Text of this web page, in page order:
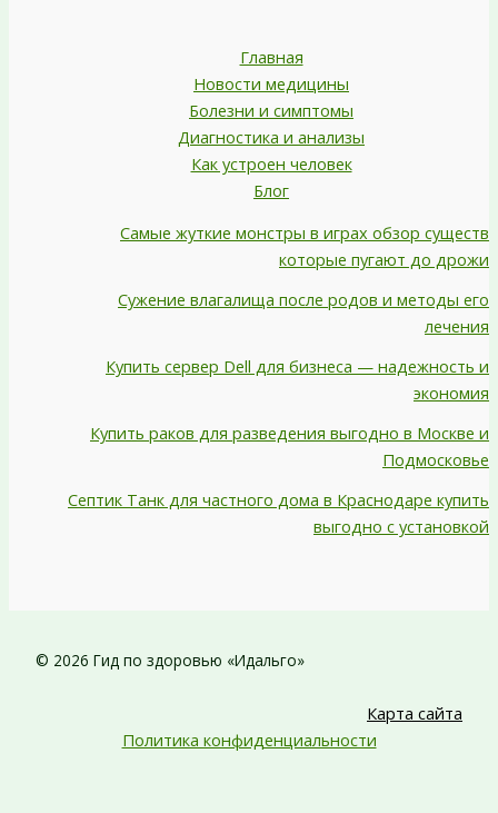
Главная
Новости медицины
Болезни и симптомы
Диагностика и анализы
Как устроен человек
Блог
Самые жуткие монстры в играх обзор существ
которые пугают до дрожи
Сужение влагалища после родов и методы его
лечения
Купить сервер Dell для бизнеса — надежность и
экономия
Купить раков для разведения выгодно в Москве и
Подмосковье
Септик Танк для частного дома в Краснодаре купить
выгодно с установкой
© 2026 Гид по здоровью «Идальго»
Карта сайта
Политика конфиденциальности